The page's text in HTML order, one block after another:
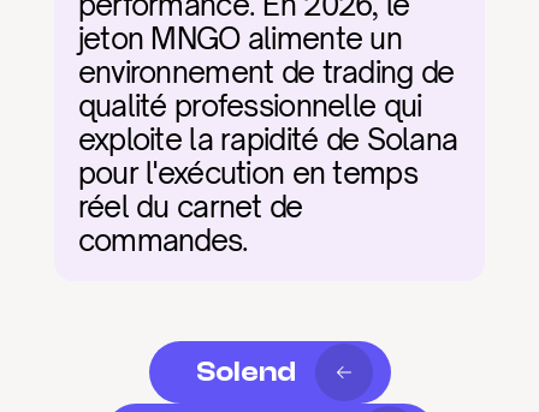
jeton MNGO alimente un
environnement de trading de
qualité professionnelle qui
exploite la rapidité de Solana
pour l'exécution en temps
réel du carnet de
commandes.
Solend